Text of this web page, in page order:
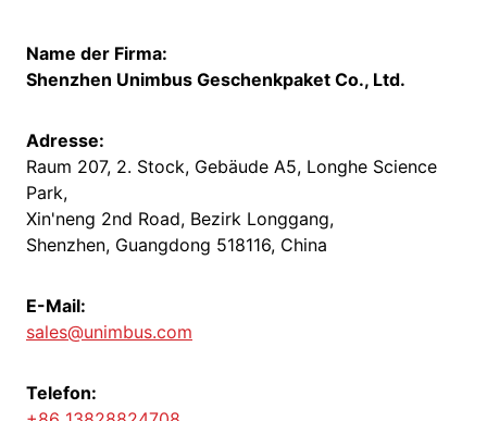
Name der Firma:
Shenzhen Unimbus Geschenkpaket Co., Ltd.
Adresse:
Raum 207, 2. Stock, Gebäude A5, Longhe Science
Park,
Xin'neng 2nd Road, Bezirk Longgang,
Shenzhen, Guangdong 518116, China
E-Mail:
sales@unimbus.com
Telefon: